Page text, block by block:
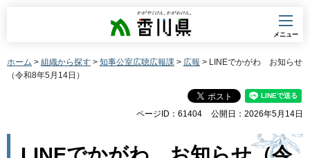
香川県
メニュー
ホーム > 組織から探す > 知事公室広聴広報課 > 広報 > LINEでかがわ お知らせ
（令和8年5月14日）
ページID：61404 公開日：2026年5月14日